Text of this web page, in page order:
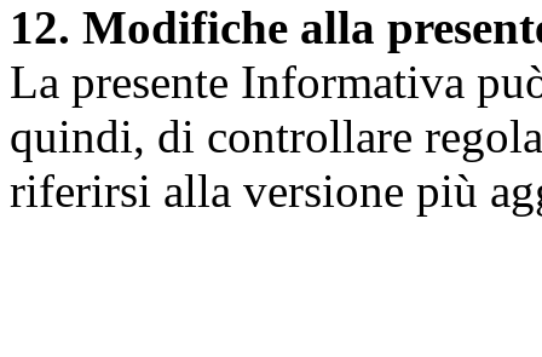
12. Modifiche alla
La presente Informativa
quindi, di controllare
riferirsi alla versione più